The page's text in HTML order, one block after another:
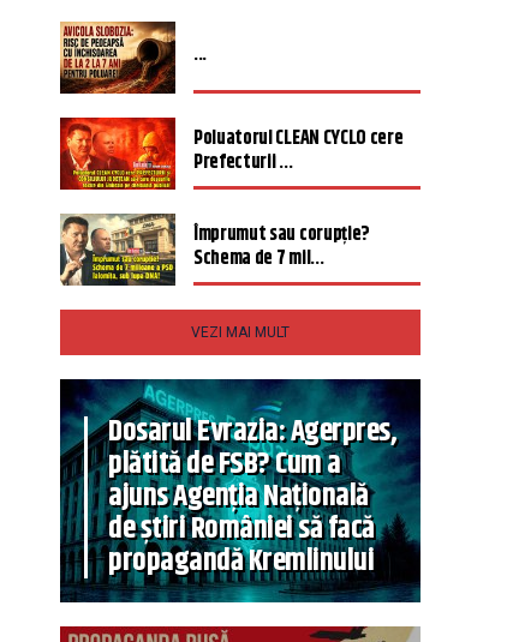
...
Poluatorul CLEAN CYCLO cere
Prefecturii ...
Împrumut sau corupție?
Schema de 7 mil...
VEZI MAI MULT
Dosarul Evrazia: Agerpres,
plătită de FSB? Cum a
ajuns Agenția Națională
de știri României să facă
propagandă Kremlinului